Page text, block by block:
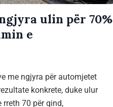
ulin për 70%
e
me ngjyra për automjetet
konkrete, duke ulur
rreth 70 për qind,